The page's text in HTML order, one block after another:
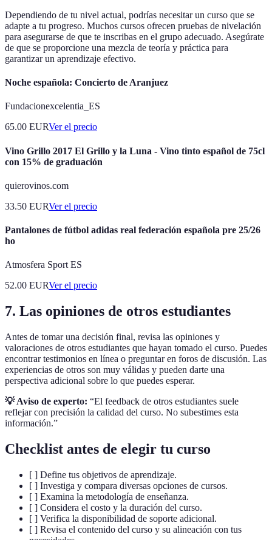
Dependiendo de tu nivel actual, podrías necesitar un curso que se
adapte a tu progreso. Muchos cursos ofrecen pruebas de nivelación
para asegurarse de que te inscribas en el grupo adecuado. Asegúrate
de que se proporcione una mezcla de teoría y práctica para
garantizar un aprendizaje efectivo.
Noche española: Concierto de Aranjuez
Fundacionexcelentia_ES
65.00 EURVer el precio
Vino Grillo 2017 El Grillo y la Luna - Vino tinto español de 75cl
con 15% de graduación
quierovinos.com
33.50 EURVer el precio
Pantalones de fútbol adidas real federación española pre 25/26
ho
Atmosfera Sport ES
52.00 EURVer el precio
7. Las opiniones de otros estudiantes
Antes de tomar una decisión final, revisa las opiniones y
valoraciones de otros estudiantes que hayan tomado el curso. Puedes
encontrar testimonios en línea o preguntar en foros de discusión. Las
experiencias de otros son muy válidas y pueden darte una
perspectiva adicional sobre lo que puedes esperar.
💡 Aviso de experto: “El feedback de otros estudiantes suele
reflejar con precisión la calidad del curso. No subestimes esta
información.”
Checklist antes de elegir tu curso
[ ] Define tus objetivos de aprendizaje.
[ ] Investiga y compara diversas opciones de cursos.
[ ] Examina la metodología de enseñanza.
[ ] Considera el costo y la duración del curso.
[ ] Verifica la disponibilidad de soporte adicional.
[ ] Revisa el contenido del curso y su alineación con tus